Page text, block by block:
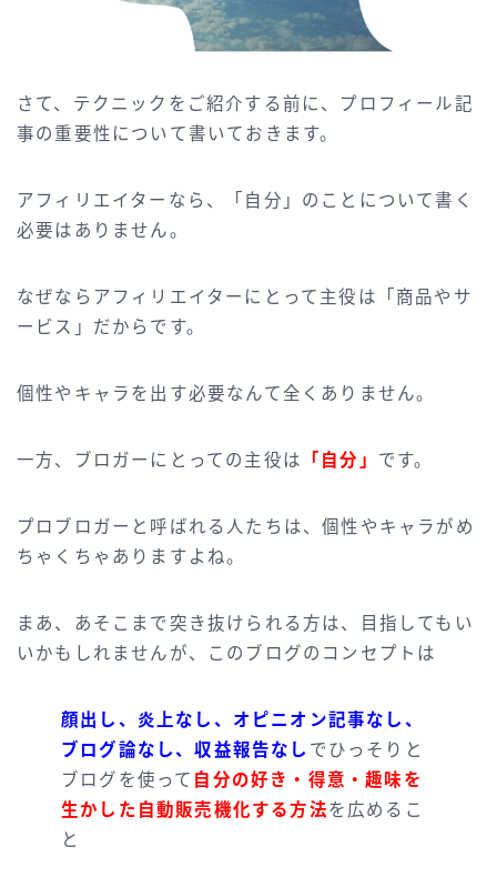
さて、テクニックをご紹介する前に、プロフィール記
事の重要性について書いておきます。
アフィリエイターなら、「自分」のことについて書く
必要はありません。
なぜならアフィリエイターにとって主役は「商品やサ
ービス」だからです。
個性やキャラを出す必要なんて全くありません。
一方、ブロガーにとっての主役は 「自分」 です。
プロブロガーと呼ばれる人たちは、個性やキャラがめ
ちゃくちゃありますよね。
まあ、あそこまで突き抜けられる方は、目指してもい
いかもしれませんが、このブログのコンセプトは
顔出し、炎上なし、オピニオン記事なし、
ブログ論なし、収益報告なし でひっそりと
ブログを使って 自分の好き・得意・趣味を
生かした自動販売機化する方法を広めるこ
と